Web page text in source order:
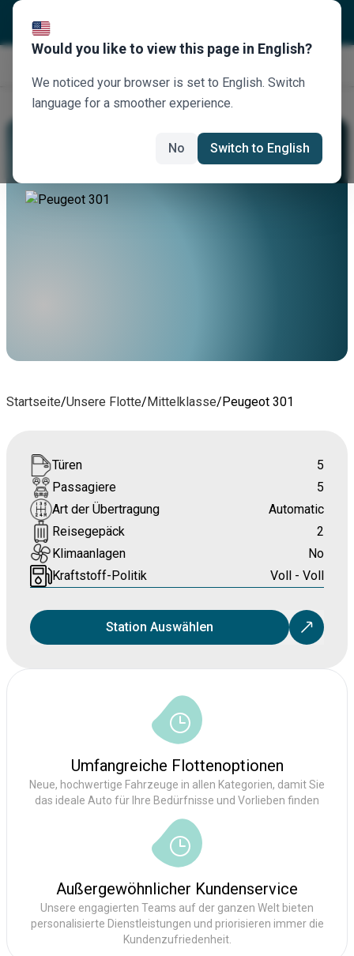
Mieten Sie Einen Peugeot 301
Startseite/Unsere Flotte/Mittelklasse/Peugeot 301
Umfangreiche Flottenoptionen
Neue, hochwertige Fahrzeuge in allen Kategorien, damit Sie
das ideale Auto für Ihre Bedürfnisse und Vorlieben finden
Außergewöhnlicher Kundenservice
Unsere engagierten Teams auf der ganzen Welt bieten
personalisierte Dienstleistungen und priorisieren immer die
Kundenzufriedenheit.
Türen
5
Passagiere
5
Art der Übertragung
Automatic
Reisegepäck
2
Klimaanlagen
No
Kraftstoff-Politik
Voll - Voll
Station Auswählen
Would you like to view this page in English?
We noticed your browser is set to English. Switch
language for a smoother experience.
No Switch to English